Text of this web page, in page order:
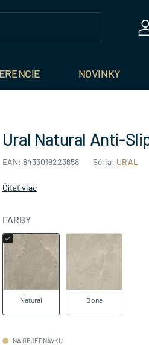
NOVINKY
Ural Natural Anti-
EAN: 8433019223658 Séria: URAL
Čítať viac
FARBY
Natural Bone
NA OBJEDNÁVKU